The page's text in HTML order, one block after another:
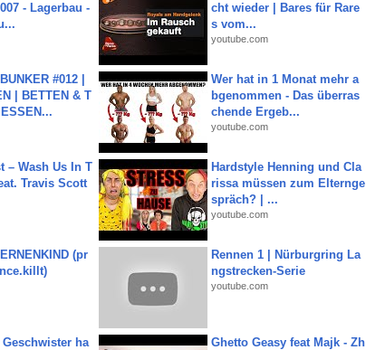
- Lagerbau -
cht wieder | Bares für Rare
s vom...
youtube.com
#012 |
| BETTEN & T
Wer hat in 1 Monat mehr a
bgenommen - Das überras
chende Ergeb...
youtube.com
– Wash Us In T
Travis Scott
Hardstyle Henning und Cla
rissa müssen zum Elternge
spräch? | ...
youtube.com
(pr
Rennen 1 | Nürburgring La
ngstrecken-Serie
youtube.com
ha
Ghetto Geasy feat Majk - Zh